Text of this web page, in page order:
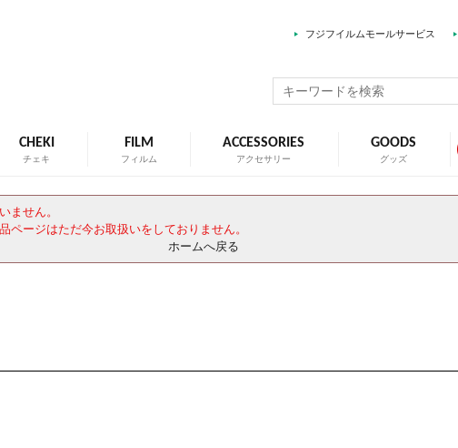
フジフイルムモールサービス
CHEKI
チェキ
FILM
フィルム
ACCESSORIES
アクセサリー
GOODS
グッズ
ません。
ページはただ今お取扱いをしておりません。
ホームへ戻る